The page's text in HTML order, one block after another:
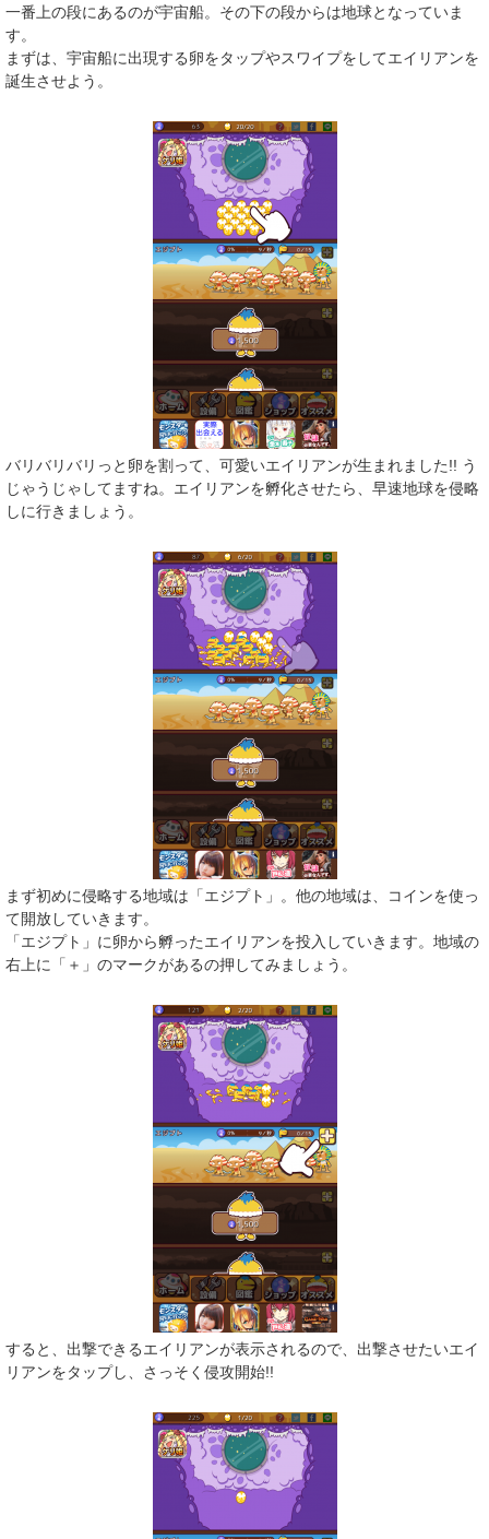
一番上の段にあるのが宇宙船。その下の段からは地球となっていま
す。
まずは、宇宙船に出現する卵をタップやスワイプをしてエイリアンを
誕生させよう。
バリバリバリっと卵を割って、可愛いエイリアンが生まれました!! う
じゃうじゃしてますね。エイリアンを孵化させたら、早速地球を侵略
しに行きましょう。
まず初めに侵略する地域は「エジプト」。他の地域は、コインを使っ
て開放していきます。
「エジプト」に卵から孵ったエイリアンを投入していきます。地域の
右上に「＋」のマークがあるの押してみましょう。
すると、出撃できるエイリアンが表示されるので、出撃させたいエイ
リアンをタップし、さっそく侵攻開始!!